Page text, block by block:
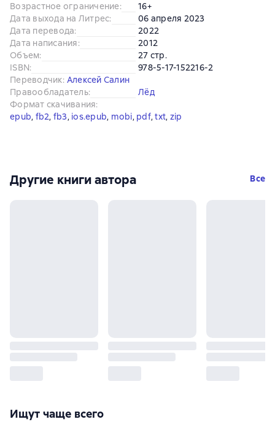
Возрастное ограничение:
16+
Дата выхода на Литрес:
06 апреля 2023
Дата перевода:
2022
Дата написания:
2012
Объем:
27 стр.
ISBN:
978-5-17-152216-2
Переводчик: Алексей Салин
Правообладатель:
Лёд
Формат скачивания:
epub, fb2, fb3, ios.epub, mobi, pdf, txt, zip
Другие книги автора Все
Ищут чаще всего